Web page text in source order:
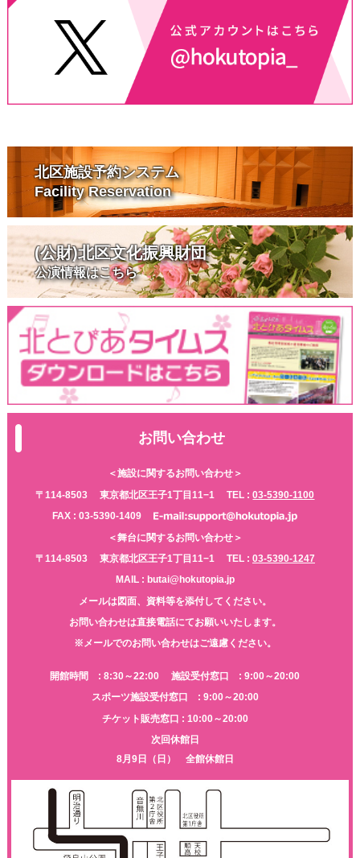
北区施設予約システム
Facility Reservation
(公財)北区文化振興財団
公演情報はこちら
お問い合わせ
＜施設に関するお問い合わせ＞
〒114-8503
東京都北区王子1丁目11−1 TEL :03-5390-1100
FAX : 03-5390-1409
＜舞台に関するお問い合わせ＞
〒114-8503
東京都北区王子1丁目11−1 TEL : 03-5390-1247
MAIL : butai@hokutopia.jp
メールは図面、資料等を添付してください。
お問い合わせは直接電話にてお願いいたします。
※メールでのお問い合わせはご遠慮ください。
開館時間 : 8:30～22:00
施設受付窓口 : 9:00～20:00
スポーツ施設受付窓口 : 9:00～20:00
チケット販売窓口 : 10:00～20:00
次回休館日
8月9日（日） 全館休館日